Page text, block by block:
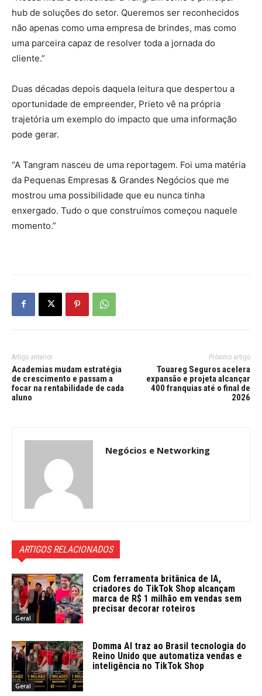
hub de soluções do setor. Queremos ser reconhecidos
não apenas como uma empresa de brindes, mas como
uma parceira capaz de resolver toda a jornada do
cliente.”
Duas décadas depois daquela leitura que despertou a
oportunidade de empreender, Prieto vê na própria
trajetória um exemplo do impacto que uma informação
pode gerar.
“A Tangram nasceu de uma reportagem. Foi uma matéria
da Pequenas Empresas & Grandes Negócios que me
mostrou uma possibilidade que eu nunca tinha
enxergado. Tudo o que construímos começou naquele
momento.”
Artigo anterior
Academias mudam estratégia
de crescimento e passam a
focar na rentabilidade de cada
aluno
Próximo artigo
Touareg Seguros acelera
expansão e projeta alcançar
400 franquias até o final de
2026
Negócios e Networking
ARTIGOS RELACIONADOS
Geral
Com ferramenta britânica de IA,
criadores do TikTok Shop alcançam
marca de R$ 1 milhão em vendas sem
precisar decorar roteiros
Geral
Domma AI traz ao Brasil tecnologia do
Reino Unido que automatiza vendas e
inteligência no TikTok Shop